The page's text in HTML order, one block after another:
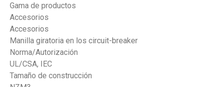
Gama de productos
Accesorios
Accesorios
Manilla giratoria en los circuit-breaker
Norma/Autorización
UL/CSA, IEC
Tamaño de construcción